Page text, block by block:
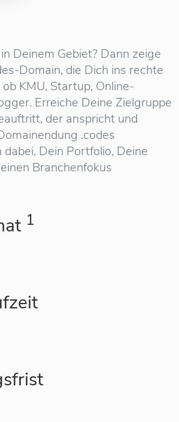
Deinem Gebiet? Dann zeige
Domain, die Dich ins rechte
KMU, Startup, Online-
Erreiche Deine Zielgruppe
der anspricht und
.codes
Dein Portfolio, Deine
Branchenfokus
1